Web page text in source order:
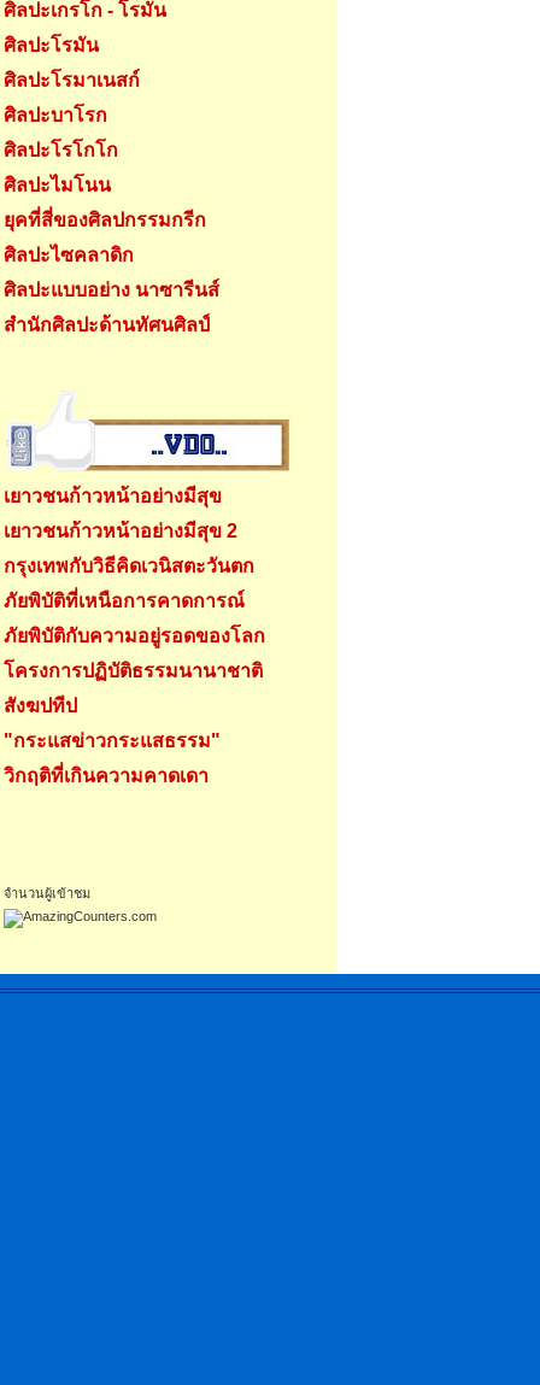
ศิลปะเกรโก - โรมัน
ศิลปะโรมัน
ศิลปะโรมาเนสก์
ศิลปะบาโรก
ศิลปะโรโกโก
ศิลปะไมโนน
ยุคที่สี่ของศิลปกรรมกรีก
ศิลปะไซคลาดิก
ศิลปะแบบอย่าง นาซารีนส์
สำนักศิลปะด้านทัศนศิลป์
เยาวชนก้าวหน้าอย่างมีสุข
เยาวชนก้าวหน้าอย่างมีสุข 2
กรุงเทพกับวิธีคิดเวนิสตะวันตก
ภัยพิบัติที่เหนือการคาดการณ์
ภัยพิบัติกับความอยู่รอดของโลก
โครงการปฏิบัติธรรมนานาชาติ
สังฆปทีป
"กระแสข่าวกระแสธรรม"
วิกฤติที่เกินความคาดเดา
จำนวนผู้เข้าชม